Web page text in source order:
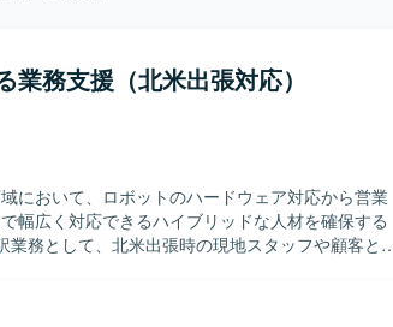
務支援（北米出張対応）
において、ロボットのハードウェア対応から営業
幅広く対応できるハイブリッドな人材を確保する
する貿易書類の確認・作成サポート、関係者との